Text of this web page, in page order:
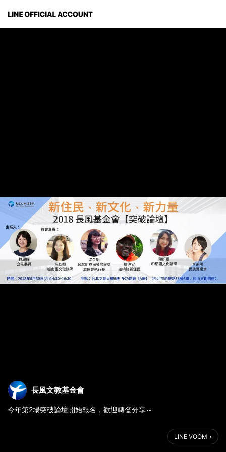
長風文教基金會
今年第2場突破論壇開始報名，歡迎轉發分享～
2018長風基金會【突破論壇】新住民、新文化、新力量（6／30）
LINE VOOM